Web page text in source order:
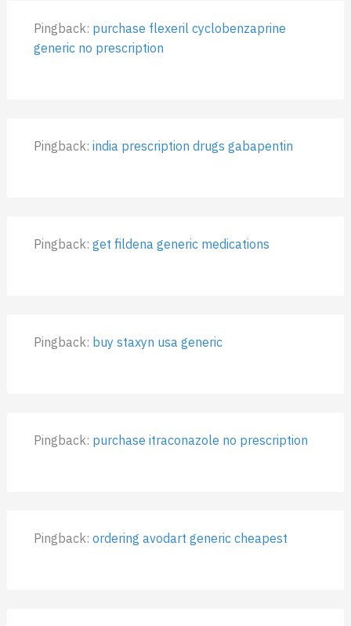
Pingback: purchase flexeril cyclobenzaprine
generic no prescription
Pingback:india prescription drugs gabapentin
Pingback:get fildena generic medications
Pingback: buy staxyn usa generic
Pingback: purchase itraconazole no prescription
Pingback:ordering avodart generic cheapest